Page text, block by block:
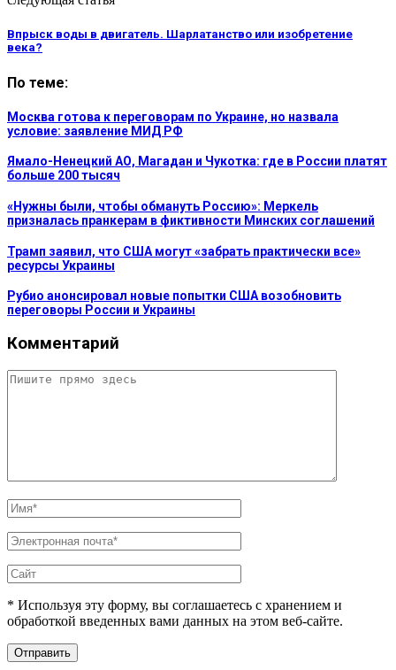
Впрыск воды в двигатель. Шарлатанство или изобретение
века?
По теме:
Москва готова к переговорам по Украине, но назвала
условие: заявление МИД РФ
Ямало-Ненецкий АО, Магадан и Чукотка: где в России платят
больше 200 тысяч
«Нужны были, чтобы обмануть Россию»: Меркель
призналась пранкерам в фиктивности Минских соглашений
Трамп заявил, что США могут «забрать практически все»
ресурсы Украины
Рубио анонсировал новые попытки США возобновить
переговоры России и Украины
Комментарий
* Используя эту форму, вы соглашаетесь с хранением и
обработкой введенных вами данных на этом веб-сайте.